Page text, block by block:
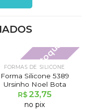
Fora de estoque
FORMAS DE SILICONE
Forma Silicone 5389
Ursinho Noel Bota
R$23,75
no pix